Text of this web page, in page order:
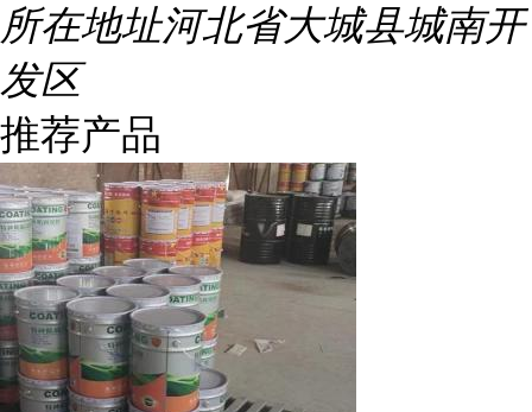
所在地址河北省大城县城南开
发区
推荐产品